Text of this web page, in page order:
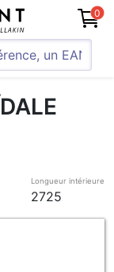
0
Longueur intérieure
2725